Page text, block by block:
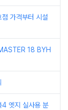
가격부터 시설
18 BYH
4 엣지 실사용 분